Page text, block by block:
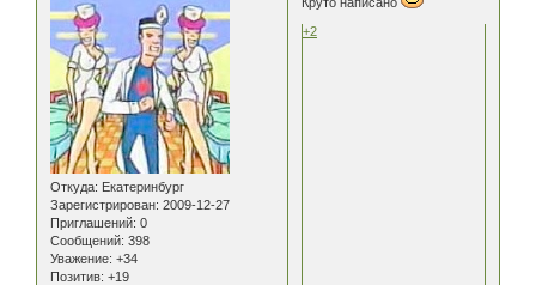
Откуда: Екатеринбург
Зарегистрирован: 2009-12-27
Приглашений: 0
Сообщений: 398
Уважение: +34
Позитив: +19
+2